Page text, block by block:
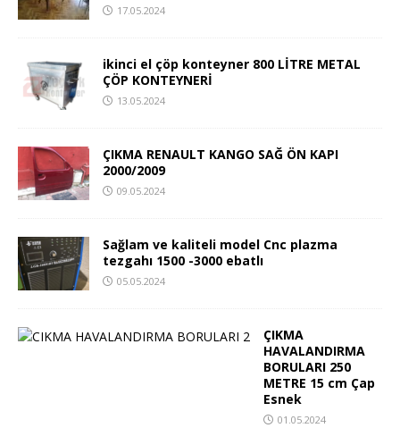
17.05.2024
ikinci el çöp konteyner 800 LİTRE METAL
ÇÖP KONTEYNERİ
13.05.2024
ÇIKMA RENAULT KANGO SAĞ ÖN KAPI
2000/2009
09.05.2024
Sağlam ve kaliteli model Cnc plazma
tezgahı 1500 -3000 ebatlı
05.05.2024
ÇIKMA
HAVALANDIRMA
BORULARI 250
METRE 15 cm Çap
Esnek
01.05.2024